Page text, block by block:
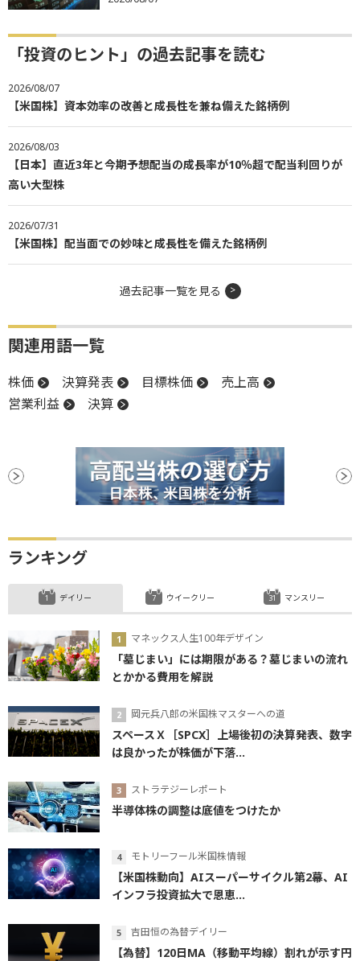
「投資のヒント」の過去記事を読む
2026/08/07
【米国株】資本効率の改善と成長性を兼ね備えた銘柄例
2026/08/03
【日本】直近3年と今期予想配当の成長率が10％超で配当利回りが
高い大型株
2026/07/31
【米国株】配当面での妙味と成長性を備えた銘柄例
過去記事一覧を見る
関連用語一覧
株価 決算発表 目標株価
売上高
営業利益
決算
ランキング
デイリー
マネックス人生100年デザイン
「墓じまい」には期限がある？墓じまいの流れ
とかかる費用を解説
岡元兵八郎の米国株マスターへの道
スペースＸ［SPCX］上場後初の決算発表、数字
は良かったが株価が下落...
ストラテジーレポート
半導体株の調整は底値をつけたか
モトリーフール米国株情報
【米国株動向】AIスーパーサイクル第2幕、AI
インフラ投資拡大で恩恵...
吉田恒の為替デイリー
【為替】120日MA（移動平均線）割れが示す円
ウイークリー マンスリー